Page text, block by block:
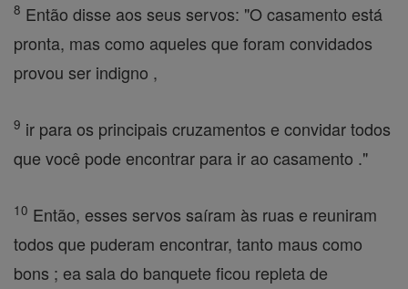
8 Então disse aos seus servos: "O casamento está
pronta, mas como aqueles que foram convidados
provou ser indigno ,
9 ir para os principais cruzamentos e convidar todos
que você pode encontrar para ir ao casamento ."
10 Então, esses servos saíram às ruas e reuniram
todos que puderam encontrar, tanto maus como
bons ; ea sala do banquete ficou repleta de